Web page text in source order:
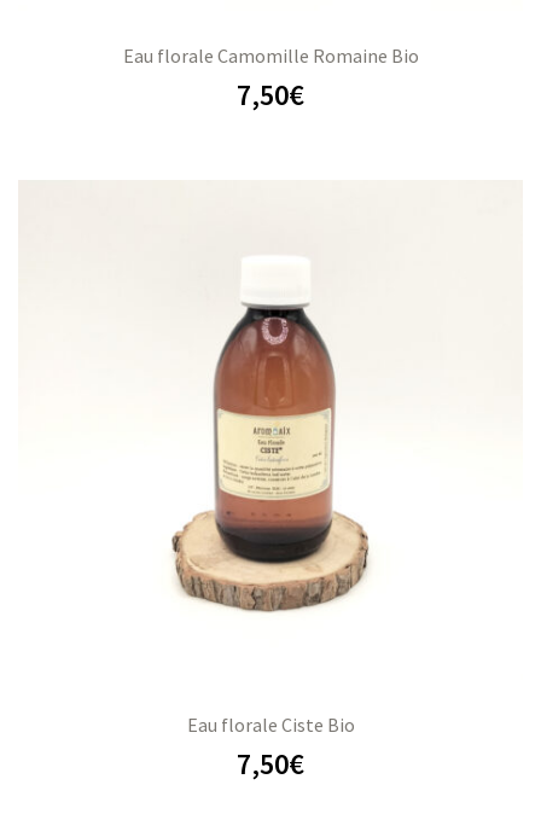
Eau florale Camomille Romaine Bio
7,50€
Eau florale Ciste Bio
7,50€